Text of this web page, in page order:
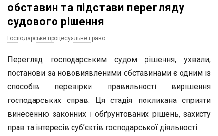
обставин та підстави перегляду
судового рішення
Господарське процесуальне право
Перегляд господарським судом рішення, ухвали,
постанови за нововиявленими обставинами є одним із
способів перевірки правильності вирішення
господарських справ. Ця стадія покликана сприяти
винесенню законних і обґрунтованих рішень, захисту
прав та інтересів суб’єктів господарської діяльності.